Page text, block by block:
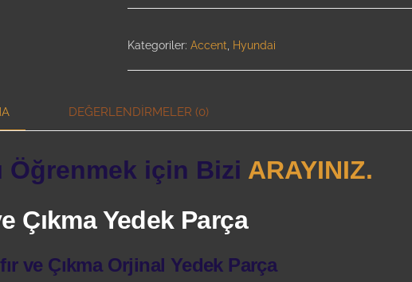
Kategoriler:Accent Hyundai
DEĞERLENDIRMELER (0)
Öğrenmek için Bizi ARAYINIZ.
Çıkma Yedek Parça
ve Çıkma Orjinal Yedek Parça